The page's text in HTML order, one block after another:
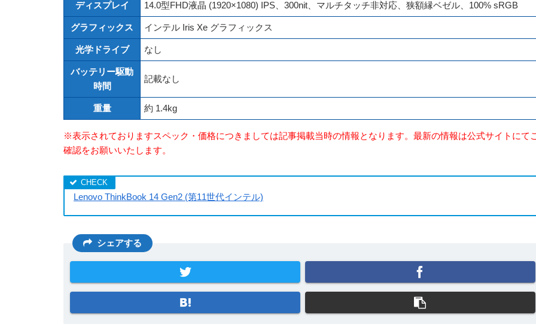
ディスプレイ 14.0型FHD液晶 (1920×1080) IPS、300nit、マルチタッチ非対応、狭額縁ベゼル、100% sRGB
グラフィックス インテル Iris Xe グラフィックス
光学ドライブ なし
バッテリー駆動
時間
記載なし
重量 約 1.4kg
※表示されておりますスペック・価格につきましては記事掲載当時の情報となります。最新の情報は公式サイトにて
確認をお願いいたします。
Lenovo ThinkBook 14 Gen2 (第11世代インテル)
シェアする